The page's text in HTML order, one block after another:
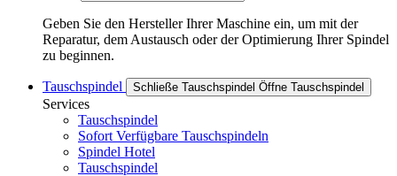
Geben Sie den Hersteller Ihrer Maschine ein, um mit der
Reparatur, dem Austausch oder der Optimierung Ihrer Spindel
zu beginnen.
Tauschspindel Schließe Tauschspindel Öffne Tauschspindel
Services
Tauschspindel
Sofort Verfügbare Tauschspindeln
Spindel Hotel
Tauschspindel